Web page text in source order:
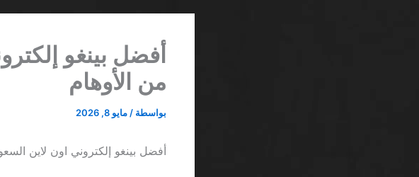
أفضل بينغو
من الأوهام
بواسطة / مايو 8, 2026
أفضل بينغو إلكتروني اون لاين